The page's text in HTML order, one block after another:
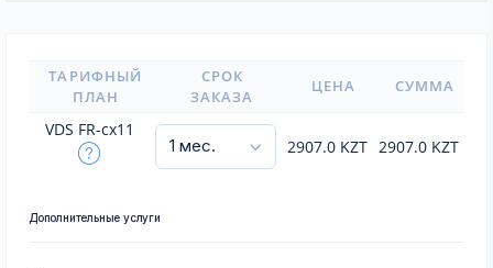
ТАРИФНЫЙ
ПЛАН
СРОК
ЗАКАЗА
ЦЕНА СУММА
VDS FR-cx11
2907.0 KZT 2907.0 KZT
Дополнительные услуги